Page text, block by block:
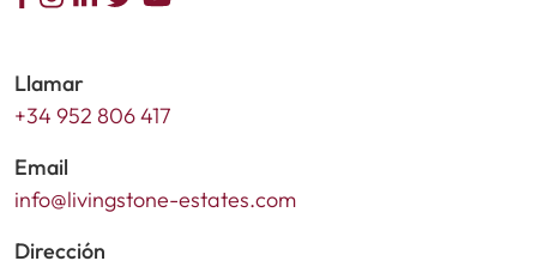
Llamar
+34 952 806 417
Email
info@livingstone-estates.com
Dirección